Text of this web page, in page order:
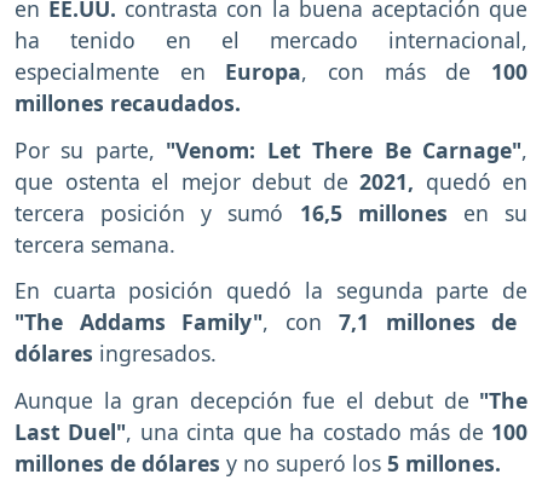
en EE.UU. contrasta con la buena aceptación que
ha tenido en el mercado internacional,
especialmente en Europa, con más de 100
millones recaudados.
Por su parte, "Venom: Let There Be Carnage",
que ostenta el mejor debut de 2021, quedó en
tercera posición y sumó 16,5 millones en su
tercera semana.
En cuarta posición quedó la segunda parte de
"The Addams Family", con 7,1 millones de
dólares ingresados.
Aunque la gran decepción fue el debut de "The
Last Duel", una cinta que ha costado más de 100
millones de dólares y no superó los 5 millones.